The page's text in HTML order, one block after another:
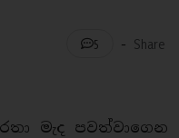
5 - Share
මැද පවත්වාගෙන